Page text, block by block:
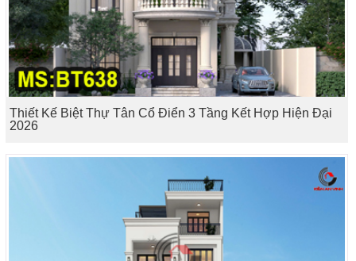
Thiết Kế Biệt Thự Tân Cổ Điển 3 Tầng Kết Hợp Hiện Đại
2026